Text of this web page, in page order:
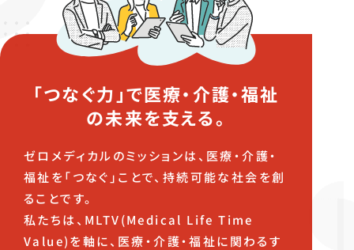
「つなぐ力」で医療・介護・福祉
の未来を支える。
ゼロメディカルのミッションは、医療・介護・
福祉を「つなぐ」ことで、持続可能な社会を創
ることです。
私たちは、MLTV(Medical Life Time
Value)を軸に、医療・介護・福祉に関わるす